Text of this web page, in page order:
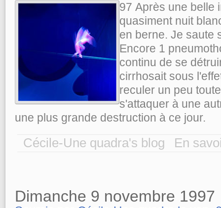
97 Après une belle
quasiment nuit
en berne. Je saute
Encore 1
continu de se
cirrhosait sous
reculer un peu
s'attaquer à une
une plus grande destruction à ce jour.
Cécile-Une quadra's blog En
Dimanche 9 novembre 1997